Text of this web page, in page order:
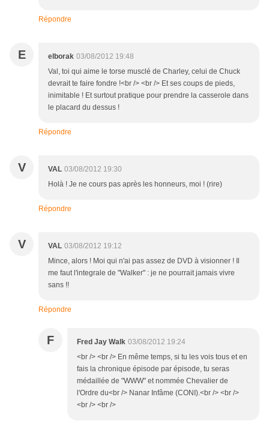
Répondre
E elborak 03/08/2012 19:48
Val, toi qui aime le torse musclé de Charley, celui de Chuck
devrait te faire fondre !<br /> <br /> Et ses coups de pieds,
inimitable ! Et surtout pratique pour prendre la casserole dans
le placard du dessus !
Répondre
V VAL 03/08/2012 19:30
Holà ! Je ne cours pas après les honneurs, moi ! (rire)
Répondre
V VAL 03/08/2012 19:12
Mince, alors ! Moi qui n'ai pas assez de DVD à visionner ! Il
me faut l'integrale de "Walker" : je ne pourrait jamais vivre
sans !!
Répondre
F Fred Jay Walk 03/08/2012 19:24
<br /> <br /> En même temps, si tu les vois tous et en
fais la chronique épisode par épisode, tu seras
médaillée de "WWW" et nommée Chevalier de
l'Ordre du<br /> Nanar Infâme (CONI).<br /> <br />
<br /> <br />